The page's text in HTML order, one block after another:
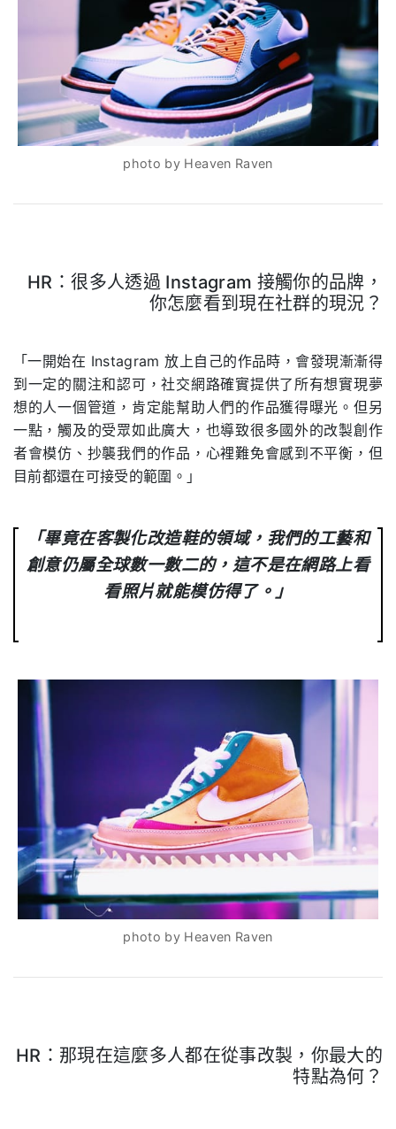
photo by Heaven Raven
HR：很多人透過 Instagram 接觸你的品牌，
你怎麼看到現在社群的現況？
「一開始在 Instagram 放上自己的作品時，會發現漸漸得
到一定的關注和認可，社交網路確實提供了所有想實現夢
想的人一個管道，肯定能幫助人們的作品獲得曝光。但另
一點，觸及的受眾如此廣大，也導致很多國外的改製創作
者會模仿、抄襲我們的作品，心裡難免會感到不平衡，但
目前都還在可接受的範圍。」
「畢竟在客製化改造鞋的領域，我們的工藝和
創意仍屬全球數一數二的，這不是在網路上看
看照片就能模仿得了。」
photo by Heaven Raven
HR：那現在這麼多人都在從事改製，你最大的
特點為何？